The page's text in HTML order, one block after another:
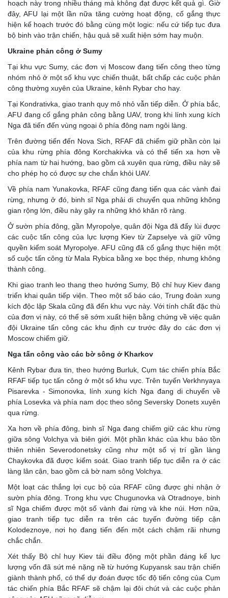
hoạch này trong nhiều tháng mà không đạt được kết quả gì. Giờ
đây, AFU lại một lần nữa tăng cường hoạt động, cố gắng thực
hiện kế hoạch trước đó bằng cùng một logic: nếu cứ tiếp tục đưa
bộ binh vào trận chiến, hậu quả sẽ xuất hiện sớm hay muộn.
Ukraine phản công ở Sumy
Tại khu vực Sumy, các đơn vị Moscow đang tiến công theo từng
nhóm nhỏ ở một số khu vực chiến thuật, bất chấp các cuộc phản
công thường xuyên của Ukraine, kênh Rybar cho hay.
Tại Kondrativka, giao tranh quy mô nhỏ vẫn tiếp diễn. Ở phía bắc,
AFU đang cố gắng phản công bằng UAV, trong khi lính xung kích
Nga đã tiến đến vùng ngoại ô phía đông nam ngôi làng.
Trên đường tiến đến Nova Sich, RFAF đã chiếm giữ phần còn lại
của khu rừng phía đông Korchakivka và có thể tiến xa hơn về
phía nam từ hai hướng, bao gồm cả xuyên qua rừng, điều này sẽ
cho phép họ có được sự che chắn khỏi UAV.
Về phía nam Yunakovka, RFAF cũng đang tiến qua các vành đai
rừng, nhưng ở đó, binh sĩ Nga phải di chuyển qua những không
gian rộng lớn, điều này gây ra những khó khăn rõ ràng.
Ở sườn phía đông, gần Myropolye, quân đội Nga đã đẩy lùi được
các cuộc tấn công của lực lượng Kiev từ Zapselye và giữ vững
quyền kiểm soát Myropolye. AFU cũng đã cố gắng thực hiện một
số cuộc tấn công từ Mala Rybica bằng xe bọc thép, nhưng không
thành công.
Khi giao tranh leo thang theo hướng Sumy, Bộ chỉ huy Kiev đang
triển khai quân tiếp viện. Theo một số báo cáo, Trung đoàn xung
kích độc lập Skala cũng đã đến khu vực này. Với tính chất đặc thù
của đơn vị này, có thể sẽ sớm xuất hiện bằng chứng về việc quân
đội Ukraine tấn công các khu định cư trước đây do các đơn vị
Moscow chiếm giữ.
Nga tấn công vào các bờ sông ở Kharkov
Kênh Rybar đưa tin, theo hướng Burluk, Cụm tác chiến phía Bắc
RFAF tiếp tục tấn công ở một số khu vực. Trên tuyến Verkhnyaya
Pisarevka - Simonovka, lính xung kích Nga đang di chuyển về
phía Losevka và phía nam dọc theo sông Seversky Donets xuyên
qua rừng.
Xa hơn về phía đông, binh sĩ Nga đang chiếm giữ các khu rừng
giữa sông Volchya và biên giới. Một phần khác của khu bảo tồn
thiên nhiên Severodonetsky cũng như một số vị trí gần làng
Chaykovka đã được kiểm soát. Giao tranh tiếp tục diễn ra ở các
làng lân cận, bao gồm cả bờ nam sông Volchya.
Một loạt các thắng lợi cục bộ của RFAF cũng được ghi nhận ở
sườn phía đông. Trong khu vực Chugunovka và Otradnoye, binh
sĩ Nga chiếm được một số vành đai rừng và khe núi. Hơn nữa,
giao tranh tiếp tục diễn ra trên các tuyến đường tiếp cận
Kolodeznoye, nơi họ đang tiến đến một cách chậm rãi nhưng
chắc chắn.
Xét thấy Bộ chỉ huy Kiev tái điều động một phần đáng kể lực
lượng vốn đã sứt mẻ nặng nề từ hướng Kupyansk sau trận chiến
giành thành phố, có thể dự đoán được tốc độ tiến công của Cụm
tác chiến phía Bắc RFAF sẽ chậm lại đôi chút và các cuộc phản